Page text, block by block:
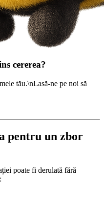
cererea?
tău.\nLasă-ne pe noi să
pentru un zbor
poate fi derulată fără